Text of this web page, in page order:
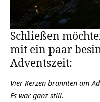
Schließen
mit ein paar
Adventszeit:
Vier Kerzen brannten am
Es war ganz still.